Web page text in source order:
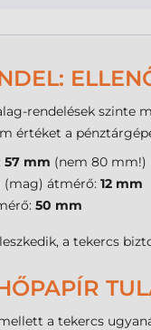
rendelések szinte
értéket a
57 mm (nem 80 mm!)
(mag) átmérő: 12 mm
50 mm
a tekercs
a tekercs